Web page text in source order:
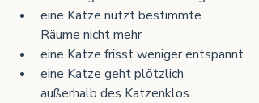
eine Katze nutzt bestimmte
Räume nicht mehr
eine Katze frisst weniger entspannt
eine Katze geht plötzlich
außerhalb des Katzenklos